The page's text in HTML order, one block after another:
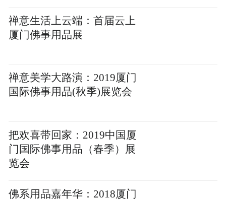
禅意生活上云端：首届云上
厦门佛事用品展
禅意美学大路演：2019厦门
国际佛事用品(秋季)展览会
把欢喜带回家：2019中国厦
门国际佛事用品（春季）展
览会
佛系用品嘉年华：2018厦门